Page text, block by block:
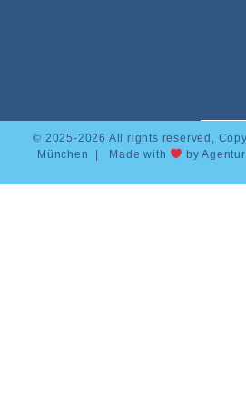
© 2025-2026 All rights reserved,
München | Made with
by